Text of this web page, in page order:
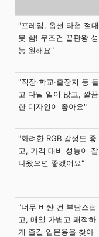
"프레임, 옵션 타협 절대
못 함! 무조건 끝판왕 성
능 원해요"
"직장·학교·출장지 등 들
고 다닐 일이 많고, 깔끔
한 디자인이 좋아요"
"화려한 RGB 감성도 좋
고, 가격 대비 성능이 잘
나왔으면 좋겠어요"
"너무 비싼 건 부담스럽
고, 매일 가볍고 쾌적하
게 즐길 입문용을 찾아